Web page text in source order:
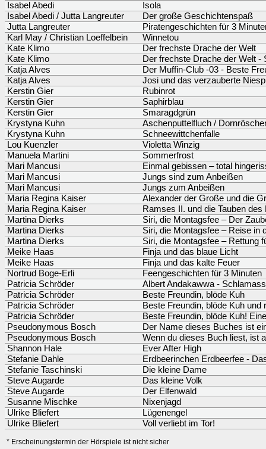
Isabel Abedi
Isola
Isabel Abedi / Jutta Langreuter
Der große Geschichtenspaß
Jutta Langreuter
Piratengeschichten für 3
Karl May / Christian Loeffelbein
Winnetou
Kate Klimo
Der frechste Drache der Welt
Kate Klimo
Der frechste Drache der Welt
Katja Alves
Der Muffin-Club -03 - Beste
Katja Alves
Josi und das verzauberte
Kerstin Gier
Rubinrot
Kerstin Gier
Saphirblau
Kerstin Gier
Smaragdgrün
Krystyna Kuhn
Aschenputtelfluch /
Krystyna Kuhn
Schneewittchenfalle
Lou Kuenzler
Violetta Winzig
Manuela Martini
Sommerfrost
Mari Mancusi
Einmal gebissen – total
Mari Mancusi
Jungs sind zum Anbeißen
Mari Mancusi
Jungs zum Anbeißen
Maria Regina Kaiser
Alexander der Große und die
Maria Regina Kaiser
Ramses II. und die Tauben des
Martina Dierks
Siri, die Montagsfee – Der
Martina Dierks
Siri, die Montagsfee – Reise in
Martina Dierks
Siri, die Montagsfee – Rettung
Meike Haas
Finja und das blaue Licht
Meike Haas
Finja und das kalte Feuer
Nortrud Boge-Erli
Feengeschichten für 3 Minuten
Patricia Schröder
Albert Andakawwa -
Patricia Schröder
Beste Freundin, blöde Kuh
Patricia Schröder
Beste Freundin, blöde Kuh und
Patricia Schröder
Beste Freundin, blöde Kuh!
Pseudonymous Bosch
Der Name dieses Buches ist
Pseudonymous Bosch
Wenn du dieses Buch liest, ist
Shannon Hale
Ever After High
Stefanie Dahle
Erdbeerinchen Erdbeerfee -
Stefanie Taschinski
Die kleine Dame
Steve Augarde
Das kleine Volk
Steve Augarde
Der Elfenwald
Susanne Mischke
Nixenjagd
Ulrike Bliefert
Lügenengel
Ulrike Bliefert
Voll verliebt im Tor!
* Erscheinungstermin der Hörspiele ist nicht sicher